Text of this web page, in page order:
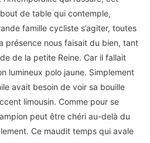
de table qui contemple,
famille cycliste s’agiter, toutes
présence nous faisait du bien, tant
de la petite Reine. Car il fallait
lumineux polo jaune. Simplement
avait besoin de voir sa bouille
limousin. Comme pour se
peut être chéri au-delà du
Ce maudit temps qui avale